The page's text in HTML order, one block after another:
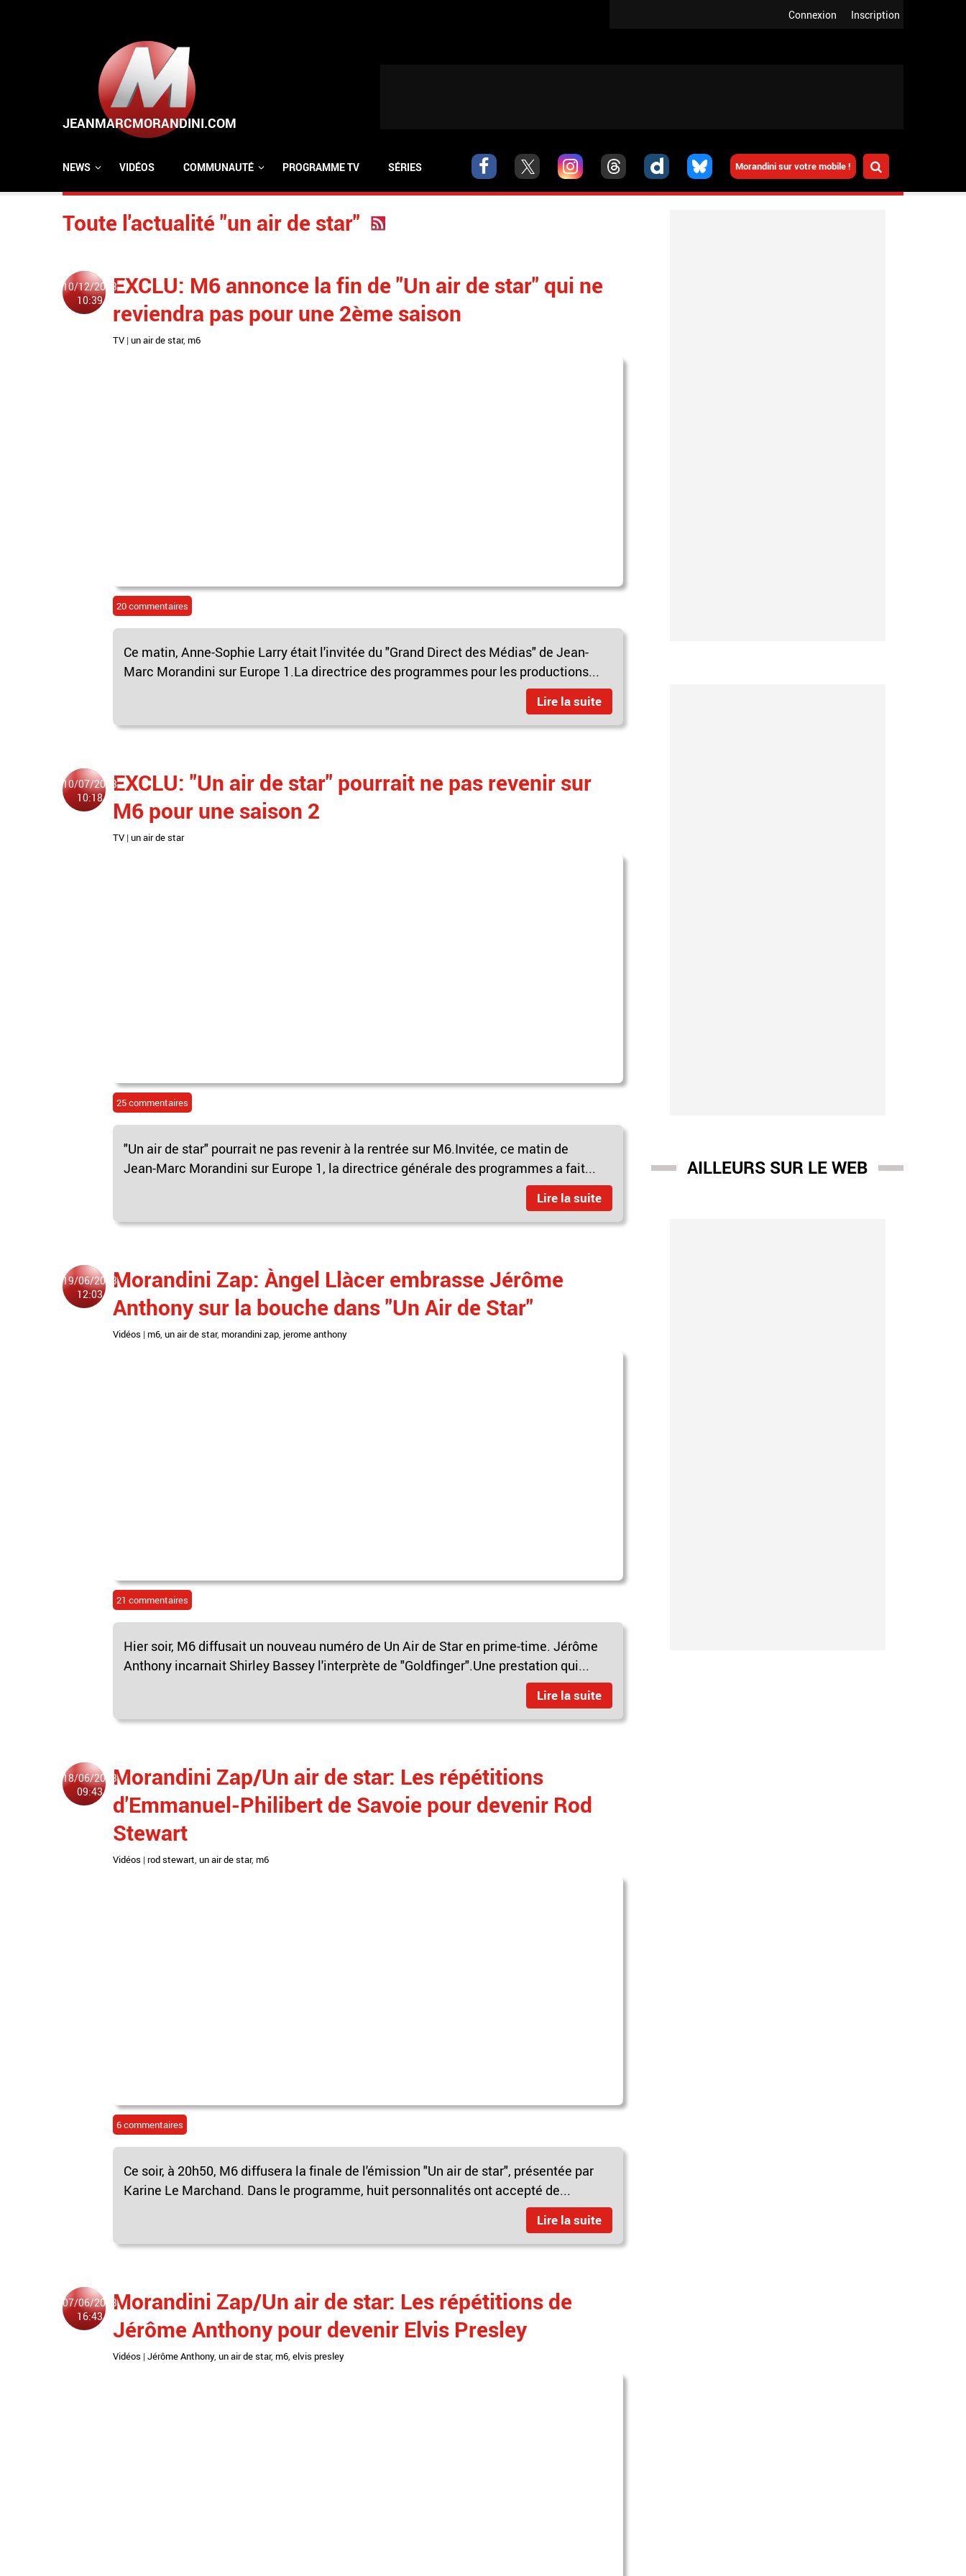
Inscription
Connexion
Morandini sur votre mobile !
NEWS VIDÉOS COMMUNAUTÉ PROGRAMME TV SÉRIES
Toute l'actualité "un air de star"
10/12/2013
10:39
EXCLU: M6 annonce la fin de "Un air de star" qui ne
reviendra pas pour une 2ème saison
TV | un air de star, m6
20 commentaires
Ce matin, Anne-Sophie Larry était l'invitée du "Grand Direct des Médias" de Jean-
Marc Morandini sur Europe 1.La directrice des programmes pour les productions...
Lire la suite
10/07/2013
10:18
EXCLU: "Un air de star" pourrait ne pas revenir sur
M6 pour une saison 2
TV | un air de star
25 commentaires
"Un air de star" pourrait ne pas revenir à la rentrée sur M6.Invitée, ce matin de
Jean-Marc Morandini sur Europe 1, la directrice générale des programmes a fait...
Lire la suite
19/06/2013
12:03
Morandini Zap: Àngel Llàcer embrasse Jérôme
Anthony sur la bouche dans "Un Air de Star"
Vidéos | m6, un air de star, morandini zap, jerome anthony
21 commentaires
Hier soir, M6 diffusait un nouveau numéro de Un Air de Star en prime-time. Jérôme
Anthony incarnait Shirley Bassey l'interprète de "Goldfinger".Une prestation qui...
Lire la suite
18/06/2013
09:43
Morandini Zap/Un air de star: Les répétitions
d'Emmanuel-Philibert de Savoie pour devenir Rod
Stewart
Vidéos | rod stewart un air de star, m6
6 commentaires
Ce soir, à 20h50, M6 diffusera la finale de l'émission "Un air de star", présentée par
Karine Le Marchand. Dans le programme, huit personnalités ont accepté de...
Lire la suite
07/06/2013
16:43
Morandini Zap/Un air de star: Les répétitions de
Jérôme Anthony pour devenir Elvis Presley
Vidéos | Jérôme Anthony, un air de star, m6, elvis presley
AILLEURS SUR LE WEB